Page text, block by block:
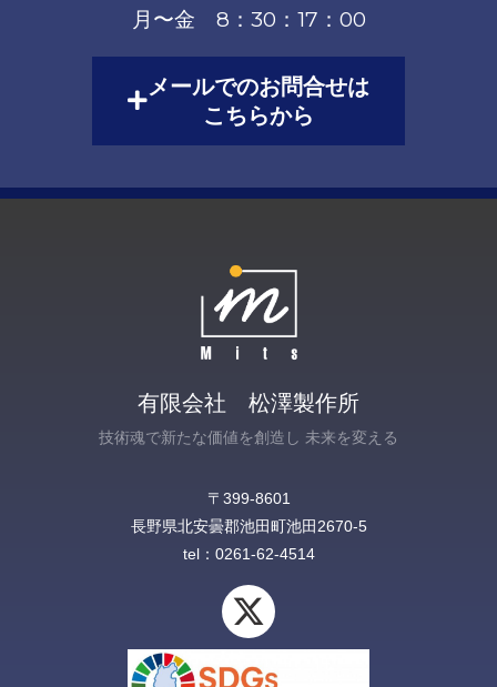
月〜金 8：30：17：00
メールでのお問合せは
こちらから
有限会社 松澤製作所
技術魂で新たな価値を創造し 未来を変える
〒399-8601
長野県北安曇郡池田町池田2670-5‎
tel：0261-62-4514
X
-
t